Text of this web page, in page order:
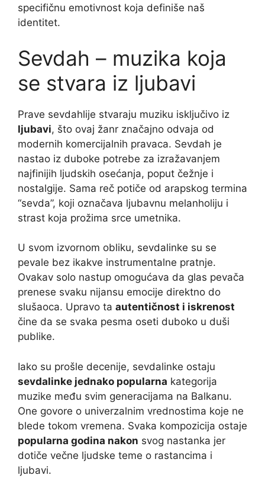
specifičnu emotivnost koja definiše naš
identitet.
Sevdah – muzika koja
se stvara iz ljubavi
Prave sevdahlije stvaraju muziku isključivo iz
ljubavi, što ovaj žanr značajno odvaja od
modernih komercijalnih pravaca. Sevdah je
nastao iz duboke potrebe za izražavanjem
najfinijih ljudskih osećanja, poput čežnje i
nostalgije. Sama reč potiče od arapskog termina
“sevda”, koji označava ljubavnu melanholiju i
strast koja prožima srce umetnika.
U svom izvornom obliku, sevdalinke su se
pevale bez ikakve instrumentalne pratnje.
Ovakav solo nastup omogućava da glas pevača
prenese svaku nijansu emocije direktno do
slušaoca. Upravo ta autentičnost i iskrenost
čine da se svaka pesma oseti duboko u duši
publike.
Iako su prošle decenije, sevdalinke ostaju
sevdalinke jednako popularna kategorija
muzike među svim generacijama na Balkanu.
One govore o univerzalnim vrednostima koje ne
blede tokom vremena. Svaka kompozicija ostaje
popularna godina nakon svog nastanka jer
dotiče večne ljudske teme o rastancima i
ljubavi.